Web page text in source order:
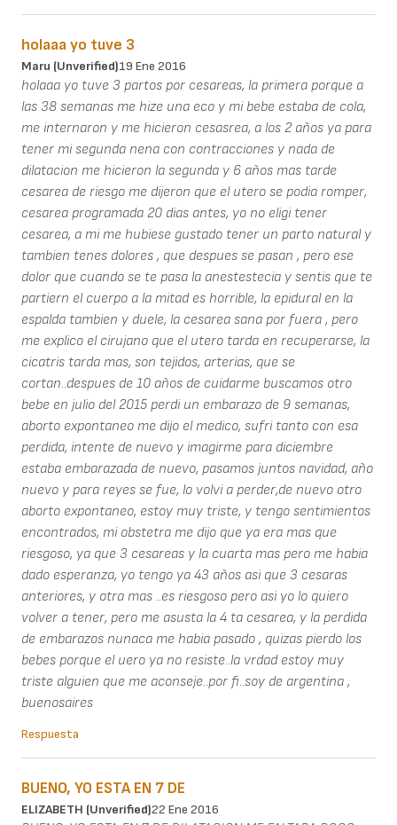
holaaa yo tuve 3
Maru (unverified)19 Ene 2016
holaaa yo tuve 3 partos por cesareas, la primera porque a
las 38 semanas me hize una eco y mi bebe estaba de cola,
me internaron y me hicieron cesasrea, a los 2 años ya para
tener mi segunda nena con contracciones y nada de
dilatacion me hicieron la segunda y 6 años mas tarde
cesarea de riesgo me dijeron que el utero se podia romper,
cesarea programada 20 dias antes, yo no eligi tener
cesarea, a mi me hubiese gustado tener un parto natural y
tambien tenes dolores , que despues se pasan , pero ese
dolor que cuando se te pasa la anestestecia y sentis que te
partiern el cuerpo a la mitad es horrible, la epidural en la
espalda tambien y duele, la cesarea sana por fuera , pero
me explico el cirujano que el utero tarda en recuperarse, la
cicatris tarda mas, son tejidos, arterias, que se
cortan..despues de 10 años de cuidarme buscamos otro
bebe en julio del 2015 perdi un embarazo de 9 semanas,
aborto expontaneo me dijo el medico, sufri tanto con esa
perdida, intente de nuevo y imagirme para diciembre
estaba embarazada de nuevo, pasamos juntos navidad, año
nuevo y para reyes se fue, lo volvi a perder,de nuevo otro
aborto expontaneo, estoy muy triste, y tengo sentimientos
encontrados, mi obstetra me dijo que ya era mas que
riesgoso, ya que 3 cesareas y la cuarta mas pero me habia
dado esperanza, yo tengo ya 43 años asi que 3 cesaras
anteriores, y otra mas ..es riesgoso pero asi yo lo quiero
volver a tener, pero me asusta la 4 ta cesarea, y la perdida
de embarazos nunaca me habia pasado , quizas pierdo los
bebes porque el uero ya no resiste..la vrdad estoy muy
triste alguien que me aconseje..por fi..soy de argentina ,
buenosaires
Respuesta
BUENO, YO ESTA EN 7 DE
ELIZABETH (unverified)22 Ene 2016